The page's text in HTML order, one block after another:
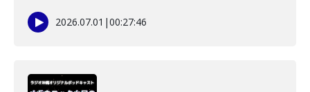
2026.07.01 |00:27:46